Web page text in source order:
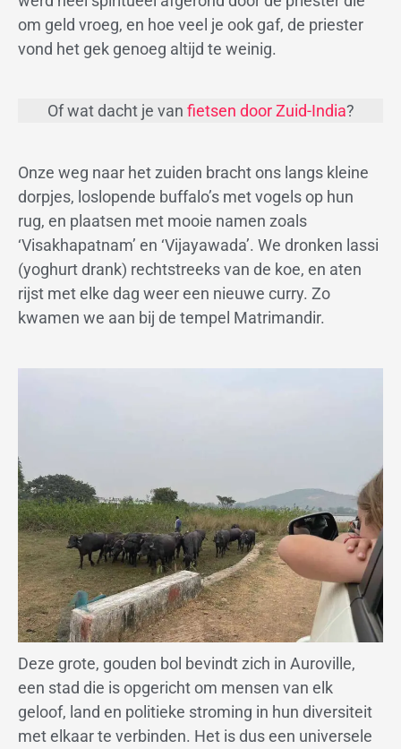
om geld vroeg, en hoe veel je ook gaf, de priester
vond het gek genoeg altijd te weinig.
Of wat dacht je van fietsen door Zuid-India?
Onze weg naar het zuiden bracht ons langs kleine
dorpjes, loslopende buffalo’s met vogels op hun
rug, en plaatsen met mooie namen zoals
‘Visakhapatnam’ en ‘Vijayawada’. We dronken lassi
(yoghurt drank) rechtstreeks van de koe, en aten
rijst met elke dag weer een nieuwe curry. Zo
kwamen we aan bij de tempel Matrimandir.
Deze grote, gouden bol bevindt zich in Auroville,
een stad die is opgericht om mensen van elk
geloof, land en politieke stroming in hun diversiteit
met elkaar te verbinden. Het is dus een universele